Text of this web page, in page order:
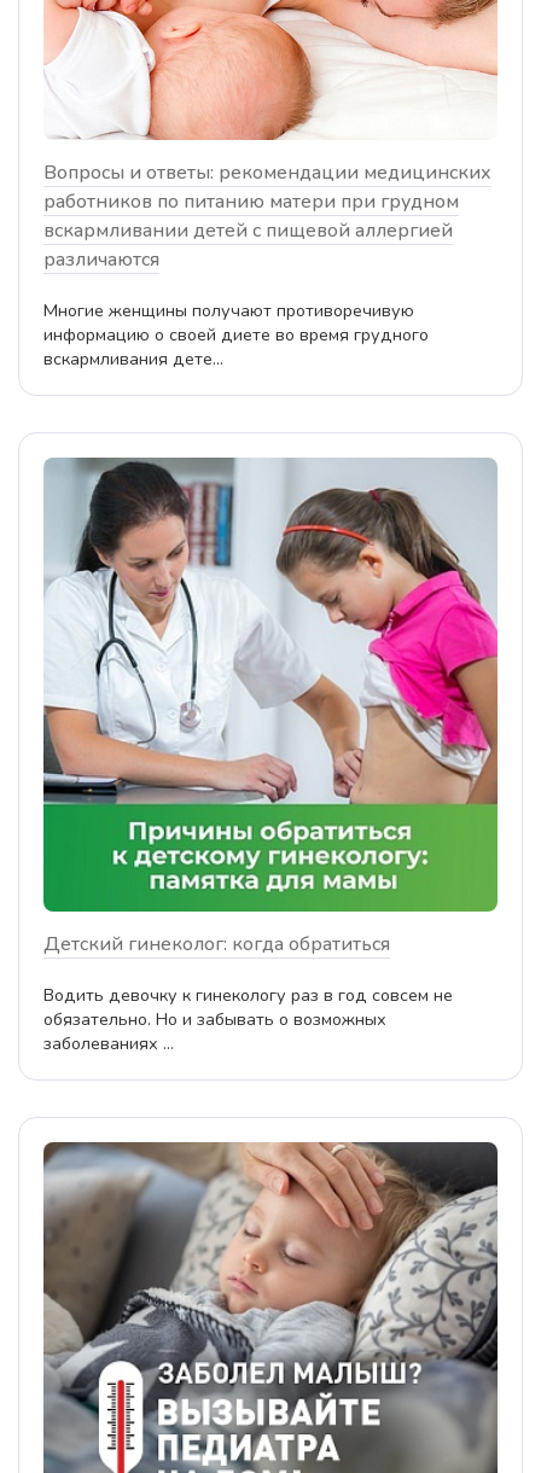
Вопросы и ответы: рекомендации медицинских
работников по питанию матери при грудном
вскармливании детей с пищевой аллергией
различаются
Многие женщины получают противоречивую
информацию о своей диете во время грудного
вскармливания дете...
Детский гинеколог: когда обратиться
Водить девочку к гинекологу раз в год совсем не
обязательно. Но и забывать о возможных
заболеваниях ...